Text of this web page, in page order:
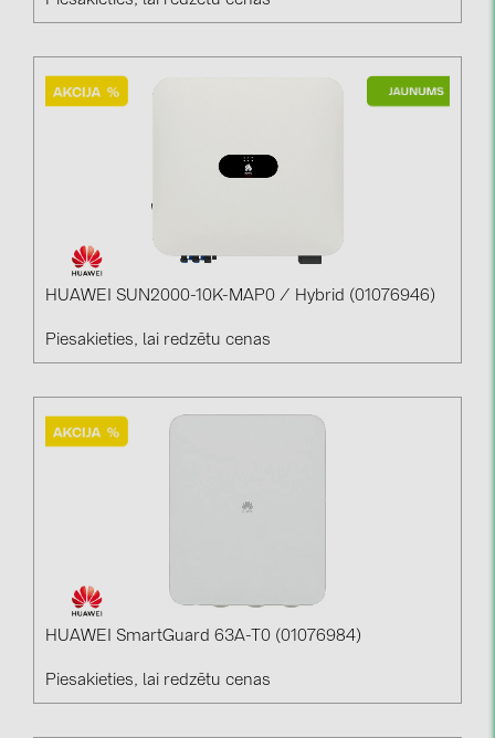
HUAWEI SUN2000-10K-MAP0 / Hybrid (01076946)
Piesakieties, lai redzētu cenas
HUAWEI SmartGuard 63A-T0 (01076984)
Piesakieties, lai redzētu cenas